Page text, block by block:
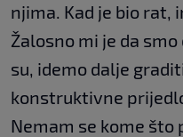
njima. Kad je bio rat,
Žalosno mi je da
su, idemo dalje
konstruktivne
Nemam se kome što